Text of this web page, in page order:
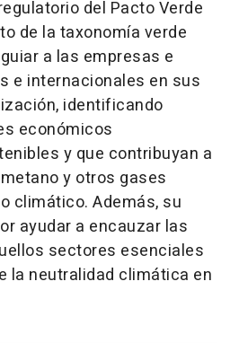
del Pacto Verde
de la taxonomía verde
a las empresas e
e internacionales en sus
identificando
económicos
y que contribuyan a
y otros gases
climático. Además, su
ayudar a encauzar las
sectores esenciales
la neutralidad climática en